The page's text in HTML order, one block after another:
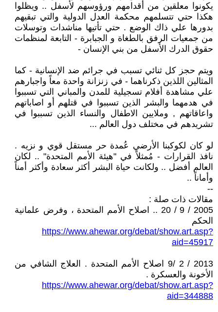
يكونوا معلقين من أقدامهم ورؤوسهم لأسفل .. ويظلوا
هكذا حتي تتسلمهم محكمة العدل الدولية والتي تبقيهم
بدورها علي ذاك الوضع . حتي تأتيها مناشدات وتوسلات
من جمعيات الرفق بالطغاة و الجبابرة - التابعة لمنظمات
حقوق الدرك الأسفل من بني الإنسان -
ويتم حجز كل ثنائي تسبب في جرائم ضد الإنسانية - كما
المثالين اللذين ذكرناهما - في زنزانة واحدة معاً واجبارهم
علي مشاهدة أفلام تسجيلية للمدن والمباني التي تسببوا
في هدمهما والبشر الذين تسببوا في قتلهم أو اصاباتهم
واعاقاتهم , وملايين الاطفال والنساء الذين تسببوا في
تشريدهم في مختلف دول العالم ...
لو كان لكوكبنا الأرضي عُمدة حر مستقل قوي و نزيه .
نافذ القرارات - مُمثلاً في "هيئة الأمم المتحدة" .. لكان
العالم أفضل .. ولكانت حياة البشر أكثر سعادة وأكثر أمناً
وأماناً ..
--
مقالات ذات صلة :
2005 / 9 / 20 .. اصلاح الأمم المتحدة ، وفرض علمانية
الحكم
https://www.ahewar.org/debat/show.art.asp?
aid=45917
2013 / 2 /9 اصلاح الأمم المتحدة . العلاج الشافي من
الأخونة والعسكرة .
https://www.ahewar.org/debat/show.art.asp?
aid=344888